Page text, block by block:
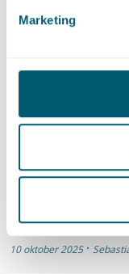
Marketing
Cnossen
Mededinging en
Private Antitrust
Dominance and
10 oktober 2025 ·